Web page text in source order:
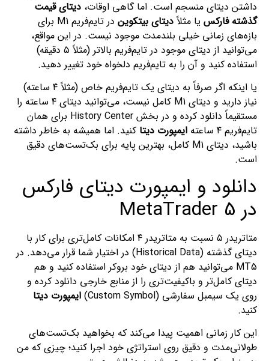
داشتن دیتای منسجم است. اما گاهی اوقات، دیتای قیمت
گذشته فارکس یا مثلاً دیتای بیتکوین
در تایم‌فریم M1 برای
بازه‌های زمانی خیلی بلندمدت موجود نیست. در این مواقع،
می‌توانید از دیتای موجود در تایم‌فریم بالاتر (مثلاً ۵ دقیقه)
استفاده کنید و آن را به تایم‌فریم دلخواه خود تغییر دهید.
یا اینکه اگر صرفاً به دیتای یک تایم‌فریم خاص (مثلاً ۴ ساعته)
نیاز دارید و دیتای M1 کامل نیست، می‌توانید دیتای ۴ ساعته را
مستقیماً دانلود کرده و در بخش History Center برای همان
تایم‌فریم ۴ ساعته
ایمپورت دیتا کنید. اما همیشه به خاطر داشته
باشید، دیتای M1 کامل، بهترین پایه برای بک‌تست‌های دقیق
است.
دانلود و ایمپورت دیتای فارکس
در MetaTrader 5
متاتریدر ۵ نسبت به متاتریدر ۴ امکانات کامل‌تری برای کار با
دیتای گذشته (Historical Data) در اختیار شما قرار می‌دهد. در
MT5 می‌توانید هم از دیتای خود بروکر استفاده کنید و هم
دیتای کامل‌تر و باکیفیت‌تری را از منابع خارجی دانلود کرده و
روی یک سیمبل سفارشی (Custom Symbol)
ایمپورت دیتا
کنید.
این کار زمانی اهمیت پیدا می‌کند که بخواهید بک‌تست‌های
طولانی‌مدت و دقیق روی استراتژی خود اجرا کنید؛ چیزی که من